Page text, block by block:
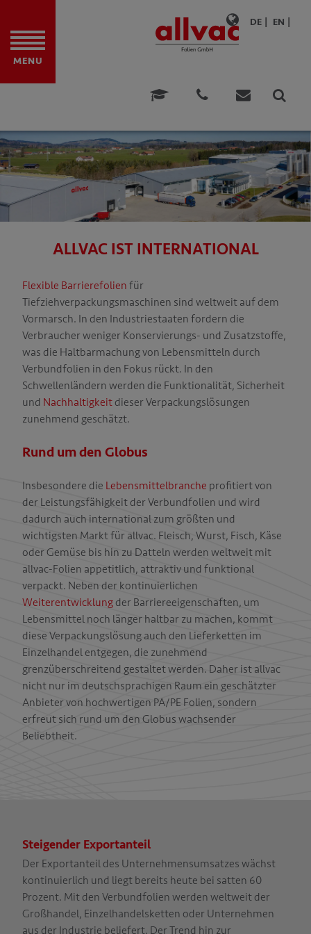
MENU
BERATUNG
DE EN
ALLVAC IST INTERNATIONAL
Flexible Barrierefolien für
Tiefziehverpackungsmaschinen sind weltweit auf dem
Vormarsch. In den Industriestaaten fordern die
Verbraucher weniger Konservierungs- und Zusatzstoffe,
was die Haltbarmachung von Lebensmitteln durch
Verbundfolien in den Fokus rückt. In den
Schwellenländern werden die Funktionalität, Sicherheit
und Nachhaltigkeit dieser Verpackungslösungen
zunehmend geschätzt.
Rund um den Globus
Insbesondere die Lebensmittelbranche profitiert von
der Leistungsfähigkeit der Verbundfolien und wird
dadurch auch international zum größten und
wichtigsten Markt für allvac. Fleisch, Wurst, Fisch, Käse
oder Gemüse bis hin zu Datteln werden weltweit mit
allvac-Folien appetitlich, attraktiv und funktional
verpackt. Neben der kontinuierlichen
Weiterentwicklung der Barriereeigenschaften, um
Lebensmittel noch länger haltbar zu machen, kommt
diese Verpackungslösung auch den Lieferketten im
Einzelhandel entgegen, die zunehmend
grenzüberschreitend gestaltet werden. Daher ist allvac
nicht nur im deutschsprachigen Raum ein geschätzter
Anbieter von hochwertigen PA/PE Folien, sondern
erfreut sich rund um den Globus wachsender
Beliebtheit.
Steigender Exportanteil
Der Exportanteil des Unternehmensumsatzes wächst
kontinuierlich und liegt bereits heute bei satten 60
Prozent. Mit den Verbundfolien werden weltweit der
Großhandel, Einzelhandelsketten oder Unternehmen
aus der Industrie beliefert. Der Trend hin zur